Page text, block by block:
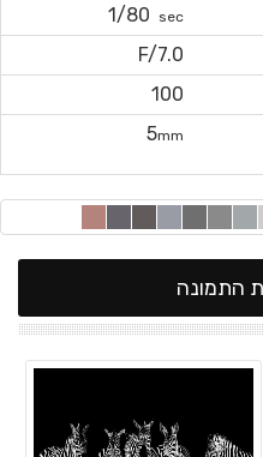
sec
1/80
F/7.0
100
5mm
התמונה